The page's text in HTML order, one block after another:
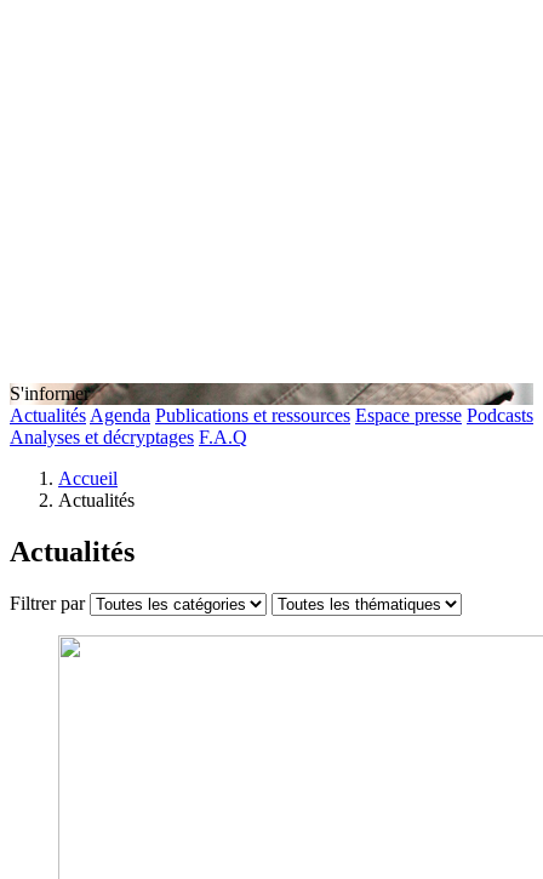
S'informer
Actualités Agenda Publications et ressources Espace presse Podcasts
Analyses et décryptages F.A.Q
Accueil
Actualités
Actualités
Filtrer par